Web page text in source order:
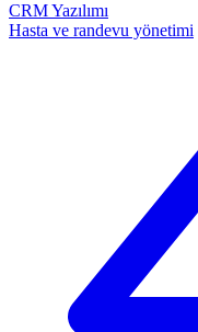
CRM Yazılımı
Hasta ve randevu yönetimi